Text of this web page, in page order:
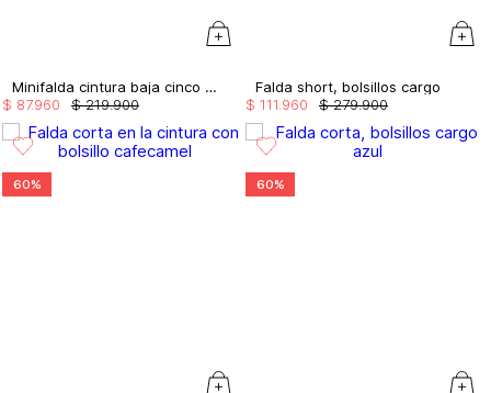
Minifalda cintura baja cinco bolsillos
$ 219.900
$ 87.960
Falda short, bolsillos cargo
$ 279.900
$ 111.960
60% 60%